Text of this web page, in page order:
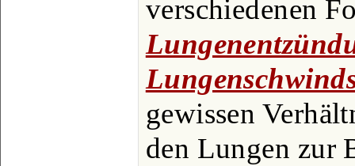
verschiedenen
gewissen
den Lungen zur